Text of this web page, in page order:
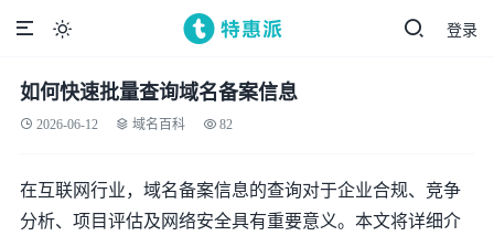
登录

如何快速批量查询域名备案信息
2026-06-12 域名百科 82
在互联网行业，域名备案信息的查询对于企业合规、竞争
分析、项目评估及网络安全具有重要意义。本文将详细介